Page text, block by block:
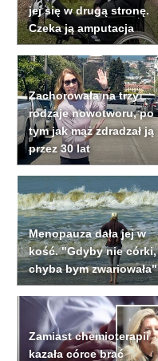
jej się w drugą stronę.
Czeka ją amputacja
Zachorowała na trzy
rodzaje nowotworu, po
tym jak mąż zdradzał ją
przez 30 lat
Menopauza dała jej w
kość. "Gdyby nie córki,
chyba bym zwariowała"
Zamiast chemioterapii
kazała córce brać